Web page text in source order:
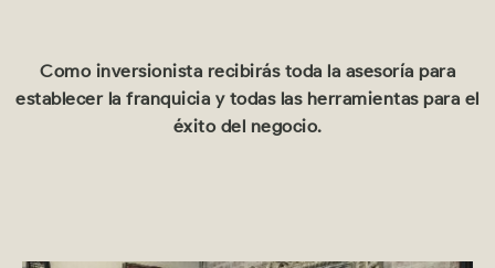
Como inversionista recibirás toda la asesoría para
establecer la franquicia y todas las herramientas para el
éxito del negocio.